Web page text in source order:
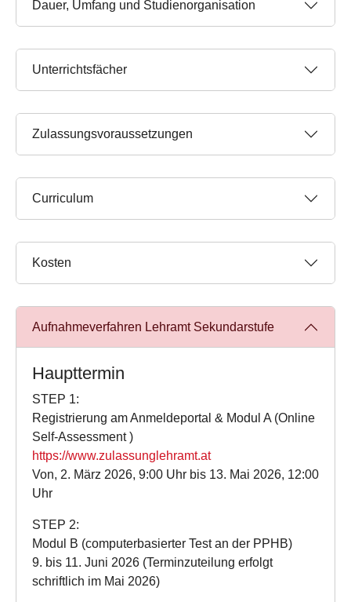
Dauer, Umfang und Studienorganisation
Unterrichtsfächer
Zulassungsvoraussetzungen
Curriculum
Kosten
Aufnahmeverfahren Lehramt Sekundarstufe
Haupttermin
STEP 1:
Registrierung am Anmeldeportal & Modul A (Online
Self-Assessment )
https://www.zulassunglehramt.at
Von, 2. März 2026, 9:00 Uhr bis 13. Mai 2026, 12:00
Uhr
STEP 2:
Modul B (computerbasierter Test an der PPHB)
9. bis 11. Juni 2026 (Terminzuteilung erfolgt
schriftlich im Mai 2026)